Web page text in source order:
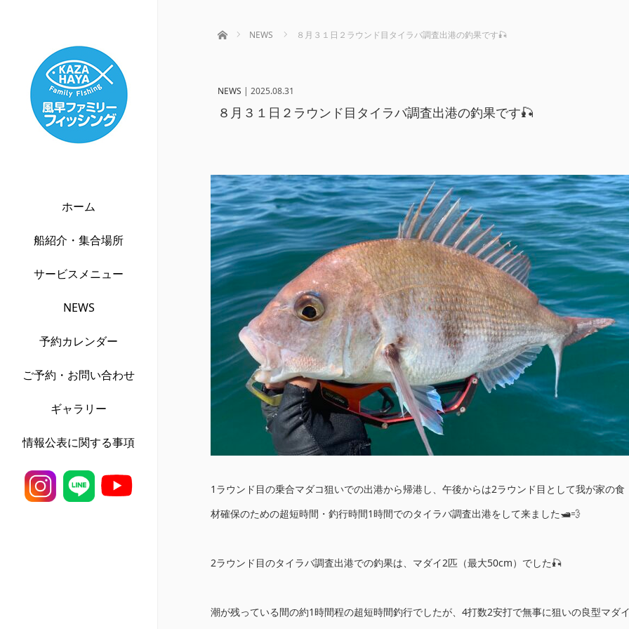
ホーム
船紹介・集合場所
サービスメニュー
NEWS
予約カレンダー
ご予約・お問い合わせ
ギャラリー
情報公表に関する事項
ホーム NEWS ８月３１日２ラウンド目タイラバ調査出港の釣果です🎣
NEWS | 2025.08.31
８月３１日２ラウンド目タイラバ調査出港の釣果です🎣
1ラウンド目の乗合マダコ狙いでの出港から帰港し、午後からは2ラウンド目として我が家の食
材確保のための超短時間・釣行時間1時間でのタイラバ調査出港をして来ました🛥️💨
2ラウンド目のタイラバ調査出港での釣果は、マダイ2匹（最大50cm）でした🎣
潮が残っている間の約1時間程の超短時間釣行でしたが、4打数2安打で無事に狙いの良型マダ